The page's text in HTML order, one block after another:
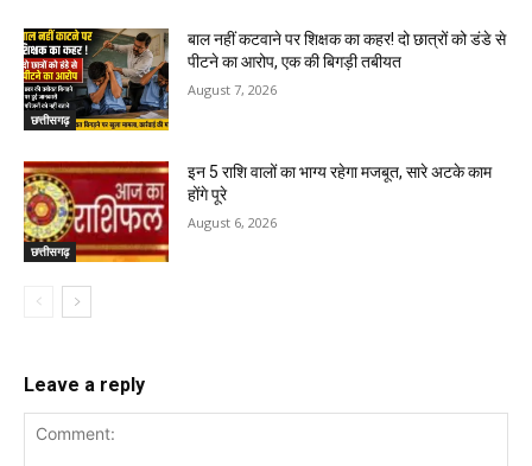
छत्तीसगढ़
बाल नहीं कटवाने पर शिक्षक का कहर! दो छात्रों को डंडे से
पीटने का आरोप, एक की बिगड़ी तबीयत
August 7, 2026
छत्तीसगढ़
इन 5 राशि वालों का भाग्य रहेगा मजबूत, सारे अटके काम
होंगे पूरे
August 6, 2026
Leave a reply